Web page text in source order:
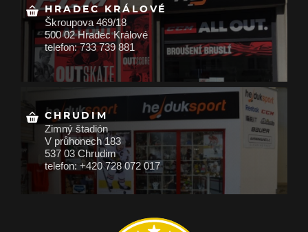
HRADEC KRÁLOVÉ
Škroupova 469/18
500 02 Hradec Králové
telefon: 733 739 881
CHRUDIM
Zimný štadión
V průhonech 183
537 03 Chrudim
telefon: +420 728 072 017